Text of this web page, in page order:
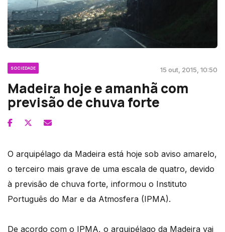
SOCIEDADE 15 out, 2015, 10:50
Madeira hoje e amanhã com
previsão de chuva forte
O arquipélago da Madeira está hoje sob aviso amarelo,
o terceiro mais grave de uma escala de quatro, devido
à previsão de chuva forte, informou o Instituto
Português do Mar e da Atmosfera (IPMA).
De acordo com o IPMA, o arquipélago da Madeira vai